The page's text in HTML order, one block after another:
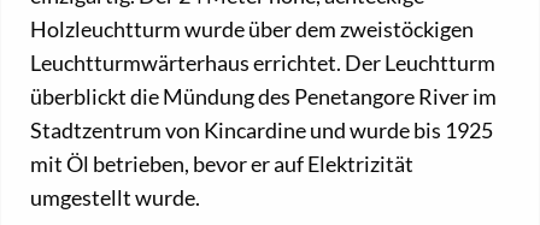
Holzleuchtturm wurde über dem zweistöckigen
Leuchtturmwärterhaus errichtet. Der Leuchtturm
überblickt die Mündung des Penetangore River im
Stadtzentrum von Kincardine und wurde bis 1925
mit Öl betrieben, bevor er auf Elektrizität
umgestellt wurde.